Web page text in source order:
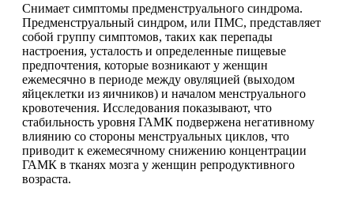
Волосы и кожа
Здоровая печень
Здоровье костей
Зрение
Иммунитет
Снимает симптомы предменструального синдрома.
Предменструальный синдром, или ПМС, представляет
собой группу симптомов, таких как перепады
настроения, усталость и определенные пищевые
предпочтения, которые возникают у женщин
ежемесячно в периоде между овуляцией (выходом
яйцеклетки из яичников) и началом менструального
кровотечения. Исследования показывают, что
стабильность уровня ГАМК подвержена негативному
влиянию со стороны менструальных циклов, что
приводит к ежемесячному снижению концентрации
ГАМК в тканях мозга у женщин репродуктивного
возраста.